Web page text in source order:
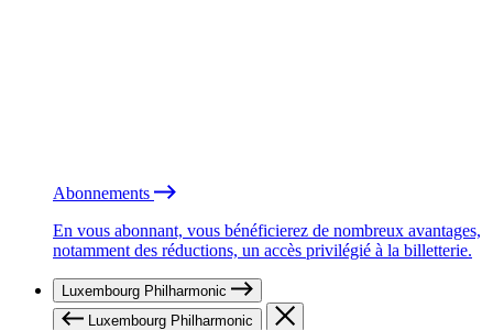
Abonnements
En vous abonnant, vous bénéficierez de nombreux avantages,
notamment des réductions, un accès privilégié à la billetterie.
Luxembourg Philharmonic
Luxembourg Philharmonic